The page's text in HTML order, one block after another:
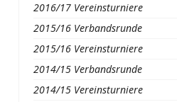
2016/17 Vereinsturniere
2015/16 Verbandsrunde
2015/16 Vereinsturniere
2014/15 Verbandsrunde
2014/15 Vereinsturniere